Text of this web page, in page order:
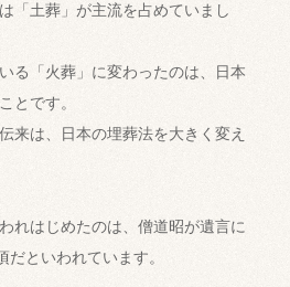
「土葬」が主流を占めていまし
る「火葬」に変わったのは、日本
とです。
来は、日本の埋葬法を大きく変え
れはじめたのは、僧道昭が遺言に
といわれています。